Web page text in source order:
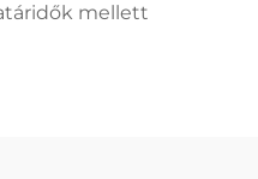
mellett